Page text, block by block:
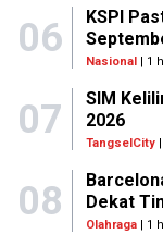
06
KSPI
Nasional| 1
07
SIM
2026
TangselCity|
08
Dekat
Olahraga| 1